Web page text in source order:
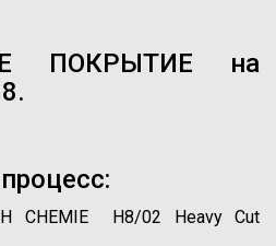
ПОКРЫТИЕ на
CHEMIE H8/02 Heavy Cut